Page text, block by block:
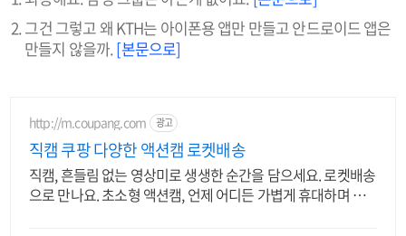
그건 그렇고 왜 KTH는 아이폰용 앱만 만들고 안드로이드 앱은
만들지 않을까. [본문으로]
http://m.coupang.com 광고
직캠 쿠팡 다양한 액션캠 로켓배송
직캠, 흔들림 없는 영상미로 생생한 순간을 담으세요. 로켓배송
으로 만나요. 초소형 액션캠, 언제 어디든 가볍게 휴대하며 특